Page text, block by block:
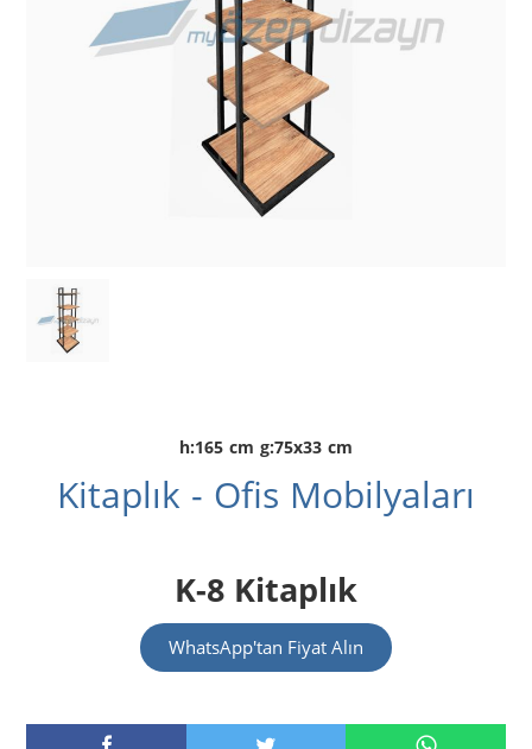
h:165 cm g:75x33 cm
Kitaplık - Ofis Mobilyaları
K-8 Kitaplık
WhatsApp'tan Fiyat Alın